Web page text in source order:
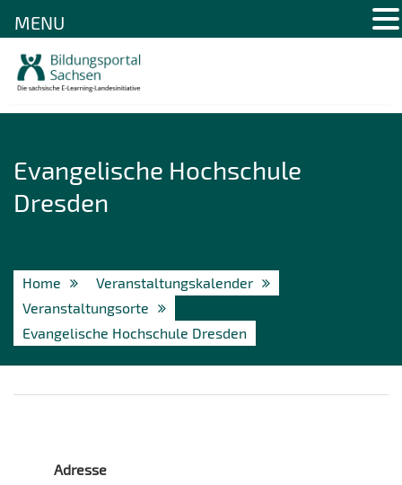
Evangelische Hochschule
Dresden
Home
Veranstaltungskalender
Veranstaltungsorte
Evangelische Hochschule Dresden
Adresse
MENU